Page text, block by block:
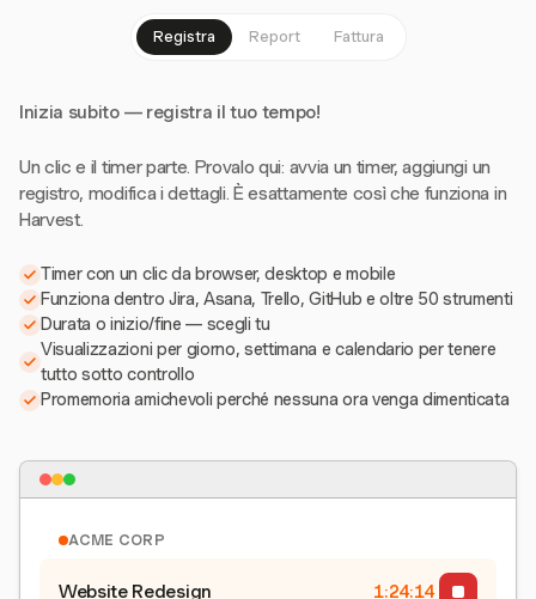
Registra Report Fattura
Inizia subito — registra il tuo tempo!
Un clic e il timer parte. Provalo qui: avvia un timer, aggiungi un
registro, modifica i dettagli. È esattamente così che funziona in
Harvest.
Timer con un clic da browser, desktop e mobile
Funziona dentro Jira, Asana, Trello, GitHub e oltre 50 strumenti
Durata o inizio/fine — scegli tu
Visualizzazioni per giorno, settimana e calendario per tenere
tutto sotto controllo
Promemoria amichevoli perché nessuna ora venga dimenticata
ACME CORP
Website Redesign 1:24:15